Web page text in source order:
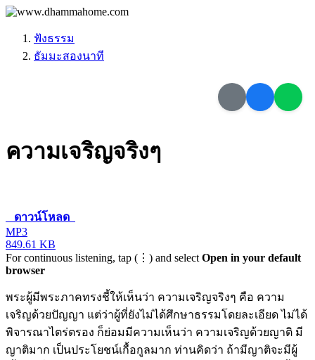
ฟังธรรม
ธัมมะสองนาที
ความเจริญจริงๆ
ดาวน์โหลด
MP3
849.61 KB
For continuous listening, tap (⋮) and select Open in your default
browser
พระผู้มีพระภาคทรงชี้ให้เห็นว่า ความเจริญจริงๆ คือ ความ
เจริญด้วยปัญญา แต่ว่าผู้ที่ยังไม่ได้ศึกษาธรรมโดยละเอียด ไม่ได้
พิจารณาไตร่ตรอง ก็ย่อมมีความเห็นว่า ความเจริญด้วยญาติ มี
ญาติมาก เป็นประโยชน์เกื้อกูลมาก ท่านคิดว่า ถ้ามีญาติจะมีผู้